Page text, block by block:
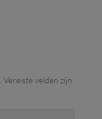
Vereiste velden zijn